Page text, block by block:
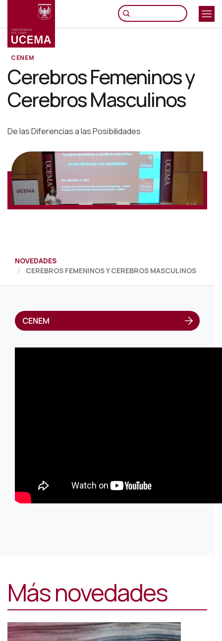
principal
CENEM
Cerebros Femeninos y
Cerebros Masculinos
De las Diferencias a las Posibilidades
NOVEDADES
CEREBROS FEMENINOS Y CEREBROS MASCULINOS
CENEM
Más novedades